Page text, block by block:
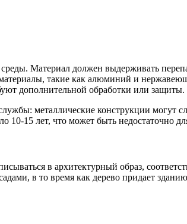
Материал должен выдерживать
такие как алюминий и
дополнительной обработки или защиты.
металлические конструкции могут
10-15 лет, что может быть недостаточно
в архитектурный образ,
в то время как дерево придает